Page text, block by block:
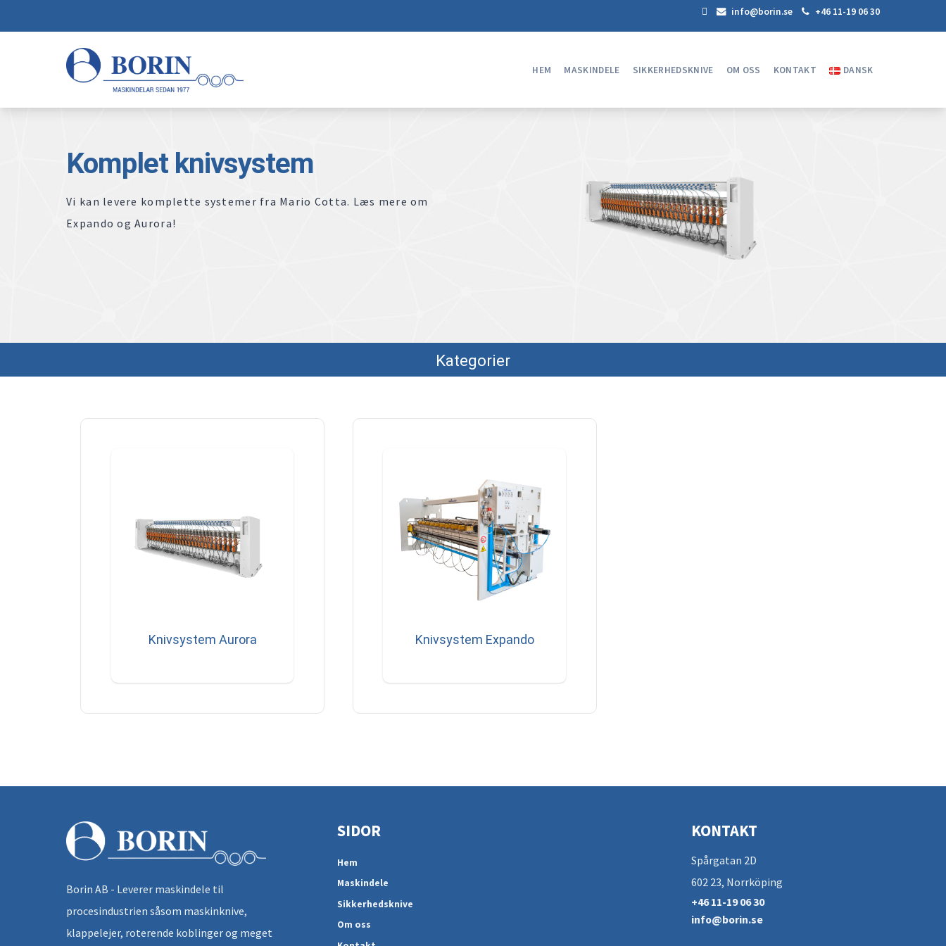
info@borin.se +46 11-19 06 30
HEM MASKINDELE SIKKERHEDSKNIVE OM OSS KONTAKT DANSK
Komplet knivsystem
Vi kan levere komplette systemer fra Mario Cotta. Læs mere om
Expando og Aurora!
Kategorier
Knivsystem Aurora Knivsystem Expando
Borin AB - Leverer maskindele til
procesindustrien såsom maskinknive,
klappelejer, roterende koblinger og meget
SIDOR
Hem
Maskindele
Sikkerhedsknive
Om oss
KONTAKT
Spårgatan 2D
602 23, Norrköping
+46 11-19 06 30
info@borin.se